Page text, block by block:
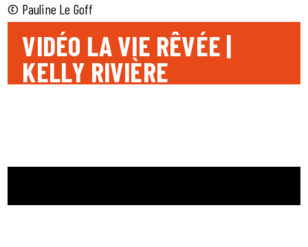
© Pauline Le Goff
VIDÉO LA VIE RÊVÉE |
KELLY RIVIÈRE